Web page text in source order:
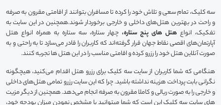
سه کلیک، تمام سعی و تلاش خود را کرده تا مسافران بتوانند از اقامتی مقرون به صرفه
و راحت در بهترین هتل‌های داخلی و خارجی برخوردار شوند.همچنین در این سایت به
تفکیک، انواع هتل های پنج ستاره، چهار ستاره، سه ستاره به همراه انواع هتل
آپارتمان‌های اقصی نقاط جهان قرار گرفته‌اند که کاربران را قادر می‌سازد تا به راحتی و به
صورت آنلاین هتل خود را رزرو کرده و اقامتی مناسب را در این هتل ها تجربه کنند.
هنگامی که شما کاربران از سایت سه کلیک برای رزرو هتل اقدام می‌کنید، هیچگونه
نگرانی بابت پرداخت هزینه نداشته باشید. چرا که این سایت رزرو تمامی هتل‌های داخلی
و خارجی را به صورت ریالی و کاملا مقرون به صرفه انجام می‌دهد. همچنین از دیگر مزیت
های سایت سه کلیک این است که شما میتوانید با مشخص نمودن میزان بودجه خود،